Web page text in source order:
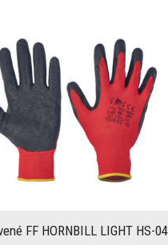
FF HORNBILL LIGHT HS-